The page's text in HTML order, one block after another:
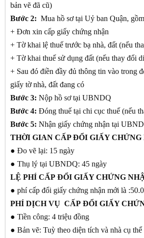
bản vẽ đã cũ)
Bước 2: Mua hồ sơ tại Uỷ ban Quận, gồm
+ Đơn xin cấp giấy chứng nhận
+ Tờ khai lệ thuế trước bạ nhà, đất (nếu
+ Tờ khai thuế sử dụng đất (nếu thay đổi
+ Sau đó điền đầy đủ thông tin vào trong
giấy tờ nhà, đất đang có
Bước 3: Nộp hồ sơ tại UBNDQ
Bước 4: Đóng thuế tại chi cục thuế (nếu
Bước 5: Nhận giấy chứng nhận tại
THỜI GIAN CẤP ĐỔI GIẤY CHỨNG
● Đo vẽ lại: 15 ngày
● Thụ lý tại UBNDQ: 45 ngày
LỆ PHÍ CẤP ĐỔI GIẤY CHỨNG
● phí cấp đổi giấy chứng nhận mới là
PHÍ DỊCH VỤ CẤP ĐỔI GIẤY
● Tiền công: 4 triệu đồng
● Bản vẽ: Tuỳ theo diện tích và nhà cụ thể